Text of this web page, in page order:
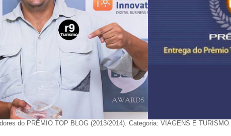
do PRÊMIO TOP BLOG (2013/2014). Categoria: VIAGENS E TURISMO.